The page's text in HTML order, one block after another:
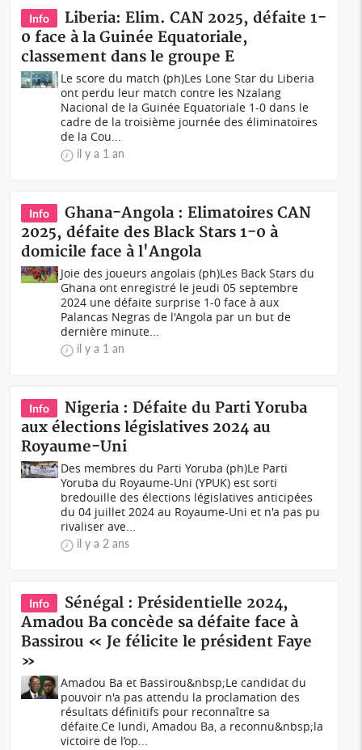
Info
Liberia: Elim. CAN 2025, défaite 1-
0 face à la Guinée Equatoriale,
classement dans le groupe E
Le score du match (ph)Les Lone Star du Liberia
ont perdu leur match contre les Nzalang
Nacional de la Guinée Equatoriale 1-0 dans le
cadre de la troisième journée des éliminatoires
de la Cou...
il y a 1 an
Info
Ghana-Angola : Elimatoires CAN
2025, défaite des Black Stars 1-0 à
domicile face à l'Angola
Joie des joueurs angolais (ph)Les Back Stars du
Ghana ont enregistré le jeudi 05 septembre
2024 une défaite surprise 1-0 face à aux
Palancas Negras de l'Angola par un but de
dernière minute...
il y a 1 an
Info
Nigeria : Défaite du Parti Yoruba
aux élections législatives 2024 au
Royaume-Uni
Des membres du Parti Yoruba (ph)Le Parti
Yoruba du Royaume-Uni (YPUK) est sorti
bredouille des élections législatives anticipées
du 04 juillet 2024 au Royaume-Uni et n'a pas pu
rivaliser ave...
il y a 2 ans
Info
Sénégal : Présidentielle 2024,
Amadou Ba concède sa défaite face à
Bassirou « Je félicite le président Faye
»
Amadou Ba et Bassirou&nbsp;Le candidat du
pouvoir n'a pas attendu la proclamation des
résultats définitifs pour reconnaître sa
défaite.Ce lundi, Amadou Ba, a reconnu&nbsp;la
victoire de l’op...